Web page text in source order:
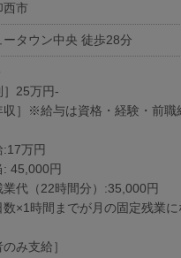
西市
ータウン中央 徒歩28分
］25万円-
収］※給与は資格・経験・前職
:17万円
: 45,000円
業代（22時間分）:35,000円
×1時間までが月の固定残業に
のみ支給］